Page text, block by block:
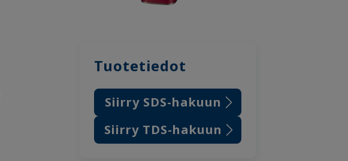
Tuotetiedot
Siirry SDS-hakuun
Siirry TDS-hakuun